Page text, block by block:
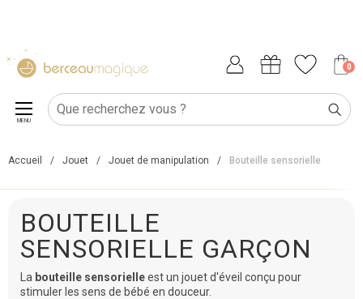
0
MENU
Accueil / Jouet / Jouet de manipulation / Bouteille sensorielle
BOUTEILLE
SENSORIELLE GARÇON
La bouteille sensorielleest un jouet d'éveil conçu pour
stimuler les sens de bébé en douceur.